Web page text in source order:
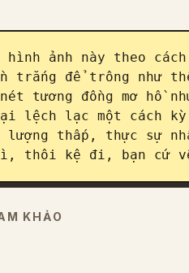
ảnh này theo
trắng để trông như
tương đồng mơ hồ
lệch lạc một cách
thấp, thực sự
thôi kệ đi, bạn cứ
KHẢO